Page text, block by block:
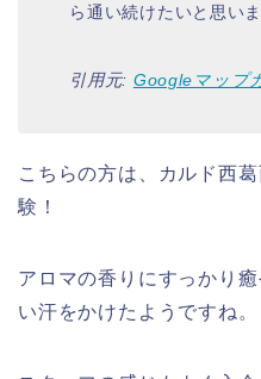
ら通い続けたいと思いま
引用元: Googleマップ
こちらの方は、カルド西
験！
アロマの香りにすっかり
い汗をかけたようですね。